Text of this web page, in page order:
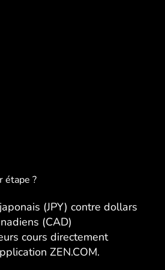
étape ?
(JPY) contre dollars
(CAD)
cours directement
ZEN.COM.